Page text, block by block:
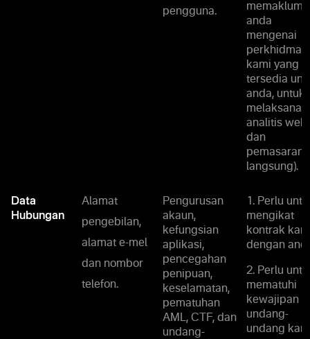
pengguna.
anda
mengenai
kami yang
tersedia
anda, untuk
analitis web
dan
pemasaran
langsung).
Data
Hubungan
Alamat
pengebilan,
alamat e-mel
dan nombor
telefon.
Pengurusan
akaun,
kefungsian
aplikasi,
pencegahan
penipuan,
keselamatan,
pematuhan
AML, CTF, dan
undang-
1. Perlu
mengikat
kontrak
dengan
2. Perlu
mematuhi
kewajipan
undang-
undang